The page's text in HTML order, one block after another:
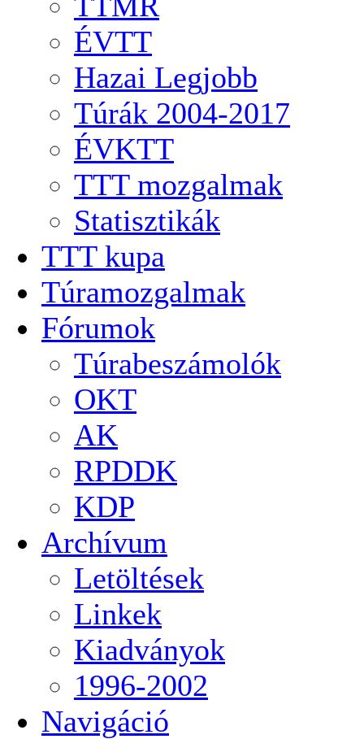
ÉVTT
Hazai Legjobb
Túrák 2004-2017
ÉVKTT
TTT mozgalmak
Statisztikák
TTT kupa
Túramozgalmak
Fórumok
Túrabeszámolók
OKT
AK
RPDDK
KDP
Archívum
Letöltések
Linkek
Kiadványok
1996-2002
Navigáció